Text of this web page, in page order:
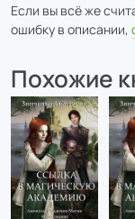
Если вы всё же
ошибку в описании,
Похожие